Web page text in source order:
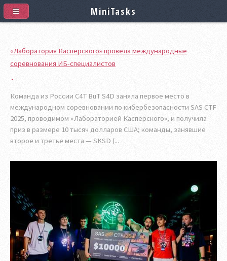
«Лаборатория Касперского» провела международные
соревнования ИБ-специалистов
Команда из России C4T BuT S4D заняла первое место в
международном соревновании по кибербезопасности SAS CTF
2025, проводимом «Лабораторией Касперского», и получила
приз в размере 10 тысяч долларов США; команды, занявшие
второе и третье места — SKSD (...
MiniTasks